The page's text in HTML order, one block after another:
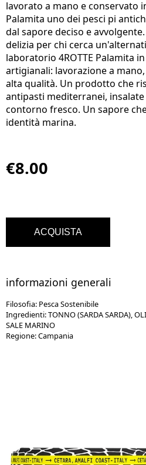
lavorato a mano e conservato
Palamita uno dei pesci pi
dal sapore deciso e
delizia per chi cerca
laboratorio 4ROTTE Palamita
artigianali: lavorazione a
alta qualità. Un prodotto che
antipasti mediterranei,
contorno fresco. Un sapore
identità marina.
€8.00
ACQUISTA
informazioni generali
Filosofia: Pesca Sostenibile
Ingredienti:TONNO (SARDA SARDA),
SALE MARINO
Regione:Campania